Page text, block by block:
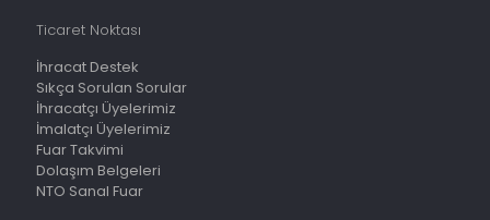
Ticaret Noktası
İhracat Destek
Sıkça Sorulan Sorular
İhracatçı Üyelerimiz
İmalatçı Üyelerimiz
Fuar Takvimi
Dolaşım Belgeleri
NTO Sanal Fuar